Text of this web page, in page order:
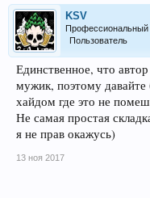
KSV
Профессиональный
Пользователь
Единственное, что
мужик, поэтому давайте
хайдом где это не
Не самая простая
я не прав окажусь)
13 ноя 2017